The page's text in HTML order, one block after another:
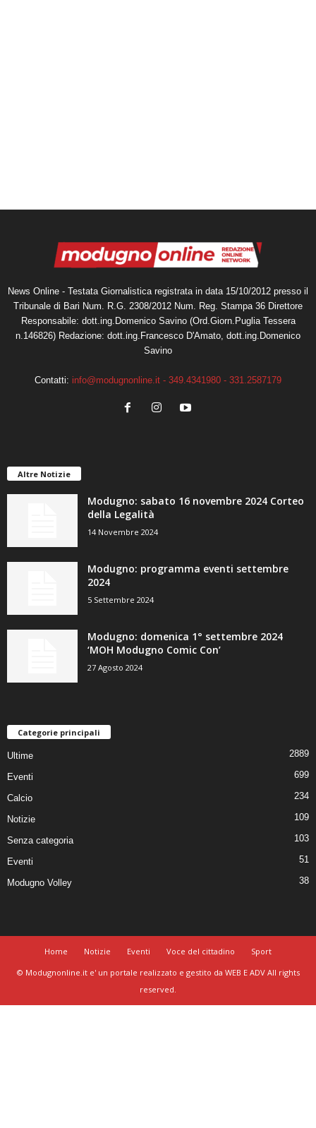
News Online - Testata Giornalistica registrata in data 15/10/2012 presso il
Tribunale di Bari Num. R.G. 2308/2012 Num. Reg. Stampa 36 Direttore
Responsabile: dott.ing.Domenico Savino (Ord.Giorn.Puglia Tessera
n.146826) Redazione: dott.ing.Francesco D'Amato, dott.ing.Domenico
Savino
Contatti: info@modugnonline.it - 349.4341980 - 331.2587179
Altre Notizie
Modugno: sabato 16 novembre 2024 Corteo
della Legalità
14 Novembre 2024
Modugno: programma eventi settembre
2024
5 Settembre 2024
Modugno: domenica 1° settembre 2024
‘MOH Modugno Comic Con’
27 Agosto 2024
Categorie principali
Ultime 2889
Eventi 699
Calcio 234
Notizie 109
Senza categoria 103
Eventi 51
Modugno Volley 38
Home Notizie Eventi Voce del cittadino
Sport
© Modugnonline.it e' un portale realizzato e gestito da WEB E ADV All rights
reserved.